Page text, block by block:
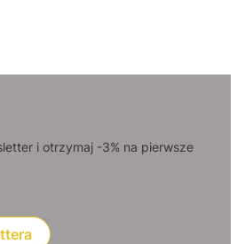
i otrzymaj -3% na pierwsze